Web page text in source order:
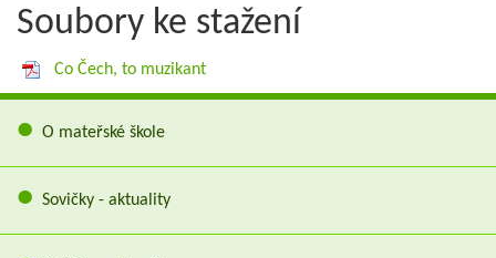
Soubory ke stažení
Co Čech, to muzikant
O mateřské škole
Sovičky - aktuality